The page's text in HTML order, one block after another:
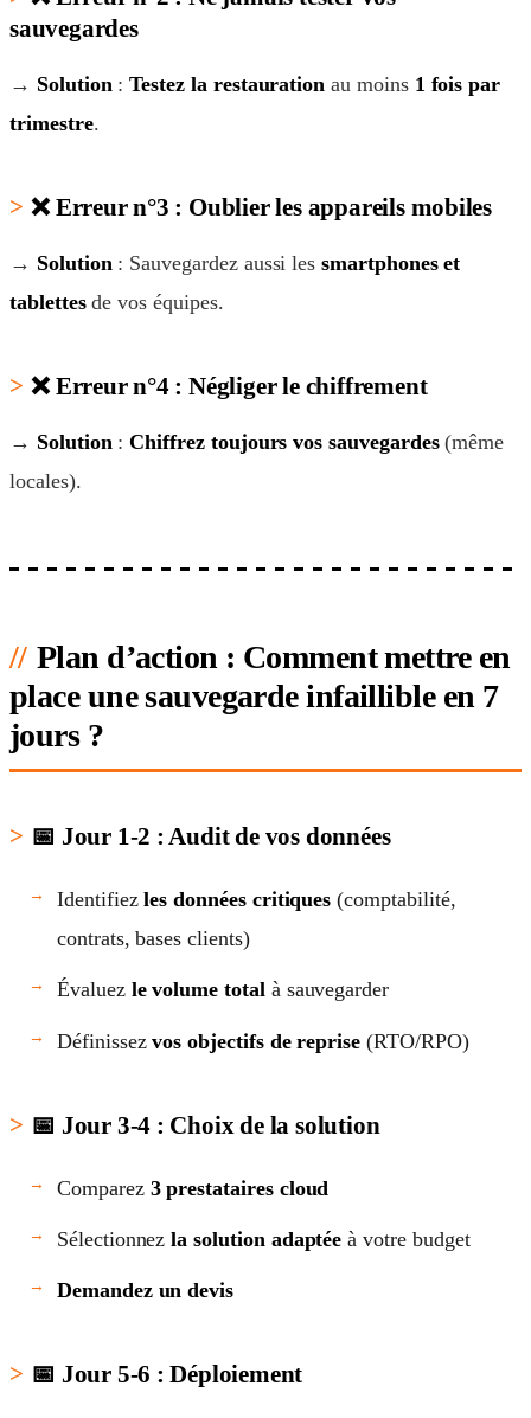
sauvegardes
→ Solution :Testez la restauration au moins 1 fois par
trimestre.
❌Erreur n°3 : Oublier les appareils mobiles
→ Solution : Sauvegardez aussi lessmartphones et
tablettesde vos équipes.
❌Erreur n°4 : Négliger le chiffrement
→ Solution :Chiffrez toujours vos sauvegardes(même
locales).
Plan d’action : Comment mettre en
place une sauvegarde infaillible en 7
jours ?
📅 Jour 1-2 : Audit de vos données
Identifiezles données critiques (comptabilité,
contrats, bases clients)
Évaluez le volume totalà sauvegarder
Définissezvos objectifs de reprise (RTO/RPO)
📅 Jour 3-4 : Choix de la solution
Comparez 3 prestataires cloud
Sélectionnezla solution adaptée à votre budget
Demandez un devis
📅 Jour 5-6 : Déploiement